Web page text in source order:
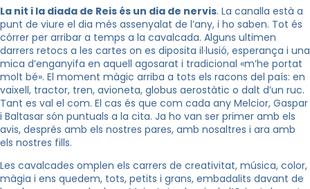
La nit i la diada de Reis és un dia de nervis. La canalla està a
punt de viure el dia més assenyalat de l’any, i ho saben. Tot és
córrer per arribar a temps a la cavalcada. Alguns ultimen
darrers retocs a les cartes on es diposita il·lusió, esperança i una
mica d’enganyifa en aquell agosarat i tradicional «m’he portat
molt bé». El moment màgic arriba a tots els racons del país: en
vaixell, tractor, tren, avioneta, globus aerostàtic o dalt d’un ruc.
Tant es val el com. El cas és que com cada any Melcior, Gaspar
i Baltasar són puntuals a la cita. Ja ho van ser primer amb els
avis, després amb els nostres pares, amb nosaltres i ara amb
els nostres fills.
Les cavalcades omplen els carrers de creativitat, música, color,
màgia i ens quedem, tots, petits i grans, embadalits davant de